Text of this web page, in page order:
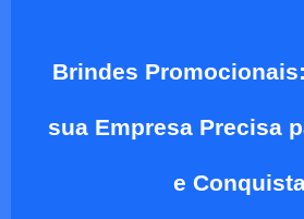
Brindes
sua Empresa Precisa
e